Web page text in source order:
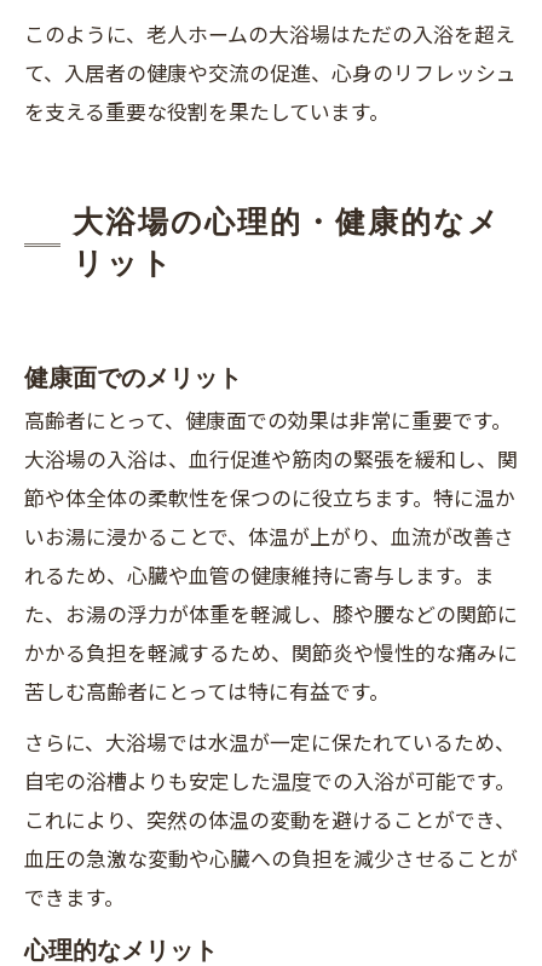
このように、老人ホームの大浴場はただの入浴を超え
て、入居者の健康や交流の促進、心身のリフレッシュ
を支える重要な役割を果たしています。
大浴場の心理的・健康的なメ
リット
健康面でのメリット
高齢者にとって、健康面での効果は非常に重要です。
大浴場の入浴は、血行促進や筋肉の緊張を緩和し、関
節や体全体の柔軟性を保つのに役立ちます。特に温か
いお湯に浸かることで、体温が上がり、血流が改善さ
れるため、心臓や血管の健康維持に寄与します。ま
た、お湯の浮力が体重を軽減し、膝や腰などの関節に
かかる負担を軽減するため、関節炎や慢性的な痛みに
苦しむ高齢者にとっては特に有益です。
さらに、大浴場では水温が一定に保たれているため、
自宅の浴槽よりも安定した温度での入浴が可能です。
これにより、突然の体温の変動を避けることができ、
血圧の急激な変動や心臓への負担を減少させることが
できます。
心理的なメリット